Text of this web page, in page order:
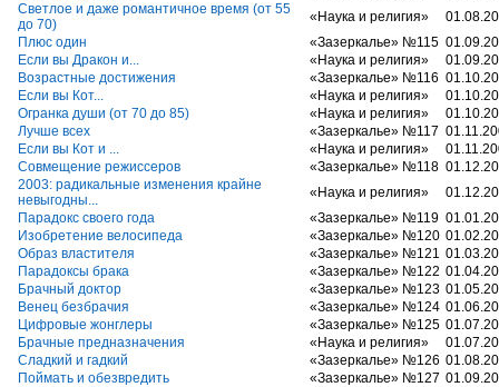
Светлое и даже романтичное время (от 55
до 70)
«Наука и религия»
Плюс один
«Зазеркалье» №115
Если вы Дракон и...
«Наука и религия»
Возрастные достижения
«Зазеркалье» №116
Если вы Кот...
«Наука и религия»
Огранка души (от 70 до 85)
«Наука и религия»
Лучше всех
«Зазеркалье» №117
Если вы Кот и ...
«Наука и религия»
Совмещение режиссеров
«Зазеркалье» №118
2003: радикальные изменения крайне
невыгодны...
«Наука и религия»
Парадокс своего года
«Зазеркалье» №119
Изобретение велосипеда
«Зазеркалье» №120
Образ властителя
«Зазеркалье» №121
Парадоксы брака
«Зазеркалье» №122
Брачный доктор
«Зазеркалье» №123
Венец безбрачия
«Зазеркалье» №124
Цифровые жонглеры
«Зазеркалье» №125
Брачные предназначения
«Наука и религия»
Сладкий и гадкий
«Зазеркалье» №126
Поймать и обезвредить
«Зазеркалье» №127